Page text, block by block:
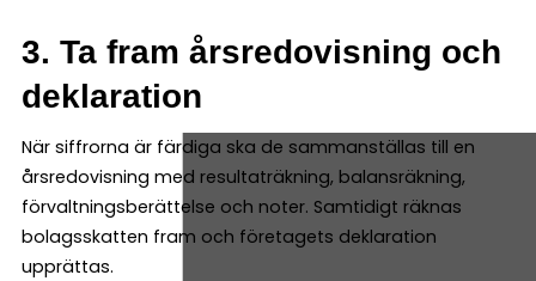
3. Ta fram årsredovisning och
deklaration
När siffrorna är färdiga ska de sammanställas till en
årsredovisning med resultaträkning, balansräkning,
förvaltningsberättelse och noter. Samtidigt räknas
bolagsskatten fram och företagets deklaration
upprättas.